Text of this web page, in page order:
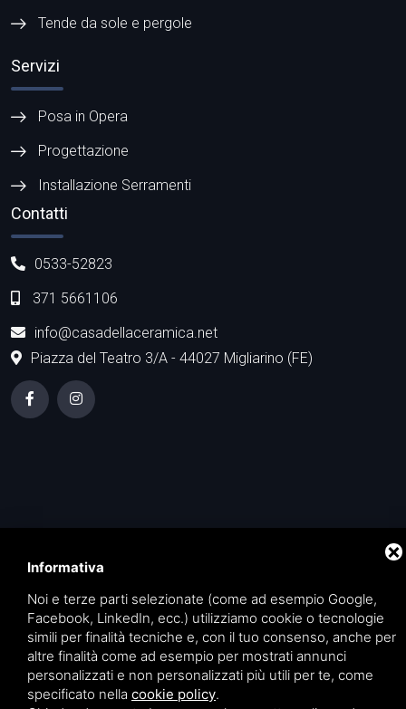
Tende da sole e pergole
Servizi
Posa in Opera
Progettazione
Installazione Serramenti
Contatti
0533-52823
371 5661106
info@casadellaceramica.net
Piazza del Teatro 3/A - 44027 Migliarino (FE)
v3,
Informativa
Noi e terze parti selezionate (come ad esempio Google,
Facebook, LinkedIn, ecc.) utilizziamo cookie o tecnologie
simili per finalità tecniche e, con il tuo consenso, anche per
altre finalità come ad esempio per mostrati annunci
personalizzati e non personalizzati più utili per te, come
specificato nella cookie policy.